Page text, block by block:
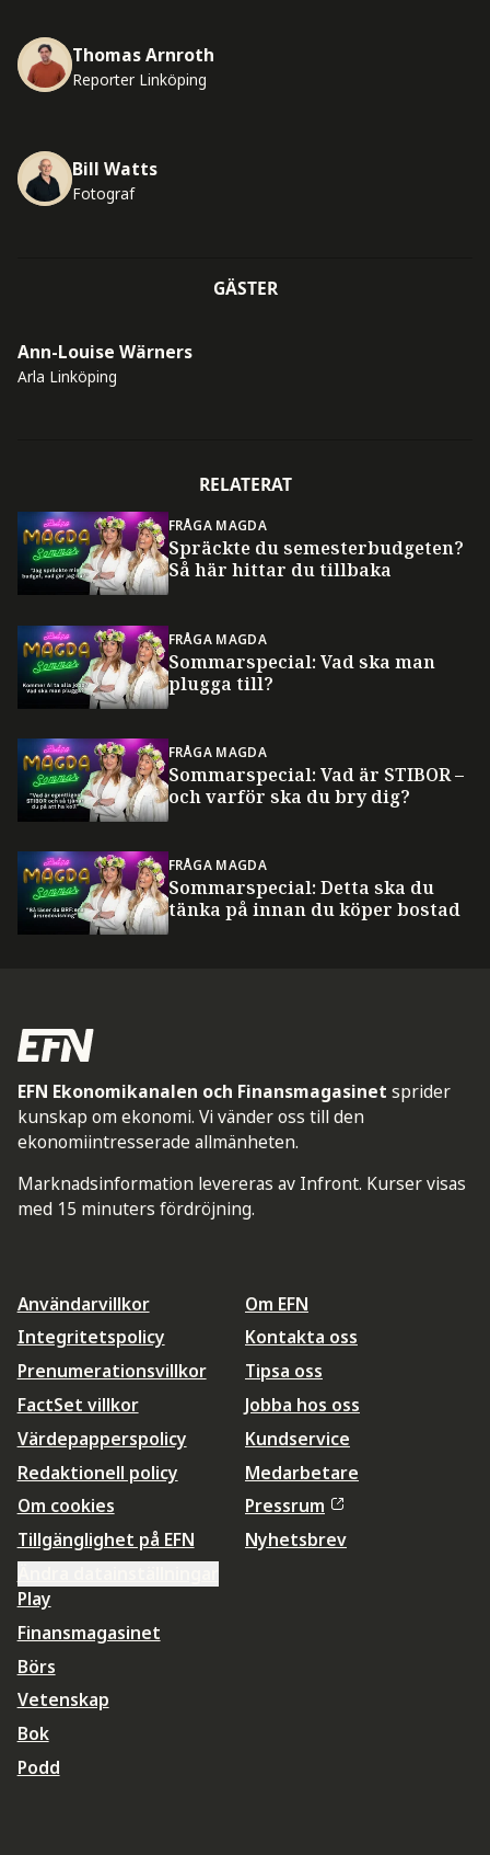
Thomas Arnroth
Reporter Linköping
Bill Watts
Fotograf
GÄSTER
Ann-Louise Wärners
Arla Linköping
RELATERAT
FRÅGA MAGDA
Spräckte du semesterbudgeten?
Så här hittar du tillbaka
FRÅGA MAGDA
Sommarspecial: Vad ska man
plugga till?
FRÅGA MAGDA
Sommarspecial: Vad är STIBOR –
och varför ska du bry dig?
FRÅGA MAGDA
Sommarspecial: Detta ska du
tänka på innan du köper bostad
EFN Ekonomikanalen och Finansmagasinet sprider
kunskap om ekonomi. Vi vänder oss till den
ekonomiintresserade allmänheten.
Marknadsinformation levereras av Infront. Kurser visas
med 15 minuters fördröjning.
Användarvillkor
Integritetspolicy
Prenumerationsvillkor
FactSet villkor
Värdepapperspolicy
Redaktionell policy
Om cookies
Tillgänglighet på EFN
Om EFN
Kontakta oss
Tipsa oss
Jobba hos oss
Kundservice
Medarbetare
Pressrum
Nyhetsbrev
Play
Finansmagasinet
Börs
Vetenskap
Bok
Podd